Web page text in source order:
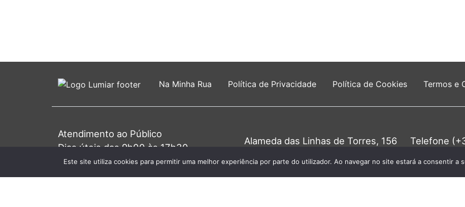
Na Minha Rua Política de Privacidade Política de Cookies Termos e
Atendimento ao Público
Dias úteis das 9h00 às 17h30
Primeira 4ª do mês das 9h00 às 20h00
Alameda das Linhas de Torres, 156
Telefone
Este site utiliza cookies para permitir uma melhor experiência por parte do utilizador. Ao navegar no site estará a consentir a